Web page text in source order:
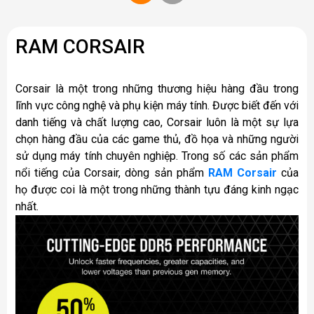
RAM CORSAIR
Corsair là một trong những thương hiệu hàng đầu trong
lĩnh vực công nghệ và phụ kiện máy tính. Được biết đến với
danh tiếng và chất lượng cao, Corsair luôn là một sự lựa
chọn hàng đầu của các game thủ, đồ họa và những người
sử dụng máy tính chuyên nghiệp. Trong số các sản phẩm
nổi tiếng của Corsair, dòng sản phẩm RAM Corsair của
họ được coi là một trong những thành tựu đáng kinh ngạc
nhất.